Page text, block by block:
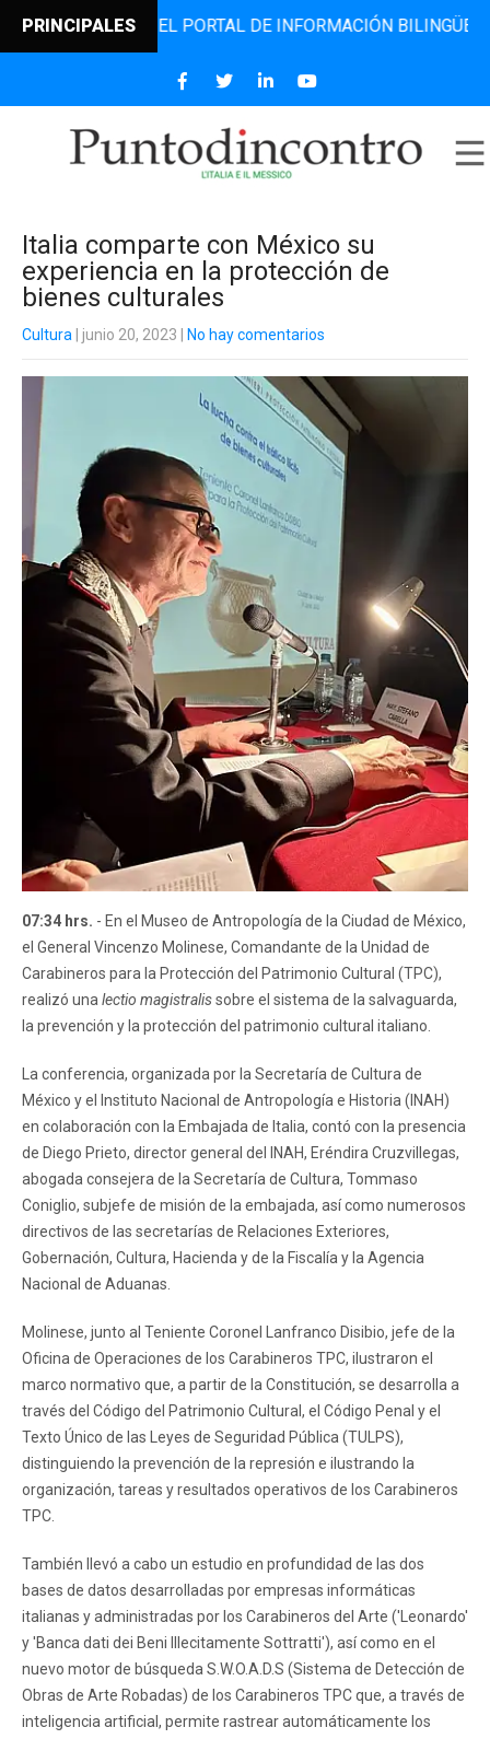
PRINCIPALESEL PORTAL DE INFORMACIÓN BILINGÜE QUE
Italia comparte con México su
experiencia en la protección de
bienes culturales
Cultura | junio 20, 2023 No hay comentarios
07:34 hrs. - En el Museo de Antropología de la Ciudad de México,
el General Vincenzo Molinese, Comandante de la Unidad de
Carabineros para la Protección del Patrimonio Cultural (TPC),
realizó una lectio magistralissobre el sistema de la salvaguarda,
la prevención y la protección del patrimonio cultural italiano.
La conferencia, organizada por la Secretaría de Cultura de
México y el Instituto Nacional de Antropología e Historia (INAH)
en colaboración con la Embajada de Italia, contó con la presencia
de Diego Prieto, director general del INAH, Eréndira Cruzvillegas,
abogada consejera de la Secretaría de Cultura, Tommaso
Coniglio, subjefe de misión de la embajada, así como numerosos
directivos de las secretarías de Relaciones Exteriores,
Gobernación, Cultura, Hacienda y de la Fiscalía y la Agencia
Nacional de Aduanas.
Molinese, junto al Teniente Coronel Lanfranco Disibio, jefe de la
Oficina de Operaciones de los Carabineros TPC, ilustraron el
marco normativo que, a partir de la Constitución, se desarrolla a
través del Código del Patrimonio Cultural, el Código Penal y el
Texto Único de las Leyes de Seguridad Pública (TULPS),
distinguiendo la prevención de la represión e ilustrando la
organización, tareas y resultados operativos de los Carabineros
TPC.
También llevó a cabo un estudio en profundidad de las dos
bases de datos desarrolladas por empresas informáticas
italianas y administradas por los Carabineros del Arte ('Leonardo'
y 'Banca dati dei Beni Illecitamente Sottratti'), así como en el
nuevo motor de búsqueda S.W.O.A.D.S (Sistema de Detección de
Obras de Arte Robadas) de los Carabineros TPC que, a través de
inteligencia artificial, permite rastrear automáticamente los